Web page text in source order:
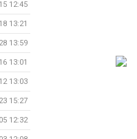
12:45
13:21
13:59
13:01
13:03
15:27
12:32